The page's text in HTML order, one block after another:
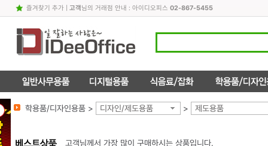
즐겨찾기 추가| 고객님의 거래점 안내 : 아이디오피스 02-867-5455
학용품/디자인용품 > 디자인/제도용품 > 제도용품
고객님께서 가장 많이 구매하시는 상품입니다.